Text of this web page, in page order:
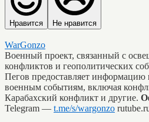
Нравится Не нравится
WarGonzo
Военный проект, связанный с
конфликтов и геополитических
Пегов предоставляет
военным событиям, включая
Карабахский конфликт и другие.
Telegram — t.me/s/wargonzo